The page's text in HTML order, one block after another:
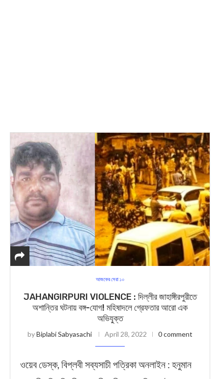
আজকের সেরা ১০
JAHANGIRPURI VIOLENCE : দিল্লীর জাহাঙ্গীরপুরীতে
অশান্তির ঘটনায় বঙ্গ-যোগ! মহিষাদলে গ্রেফতার আরো এক
অভিযু্ক্ত
byBiplabi Sabyasachi April 28, 2022 0 comment
ওয়েব ডেস্ক, বিপ্লবী সব্যসাচী পত্রিকা অনলাইন : হনুমান